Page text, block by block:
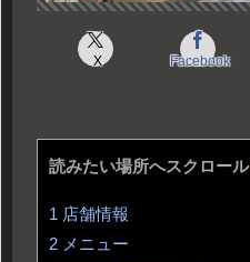
X Facebook
読みたい場所へスクロール
1 店舗情報
2 メニュー